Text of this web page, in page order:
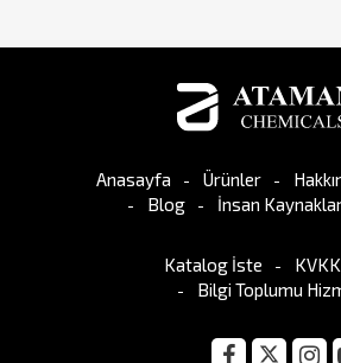
Anasayfa Ürünler
Blog
İnsan
Katalog İste
Bilgi Toplumu